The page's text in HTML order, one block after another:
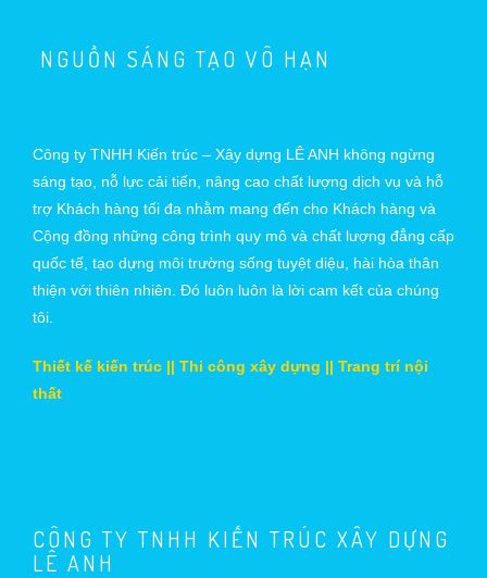
NGUỒN SÁNG TẠO VÔ HẠN
Công ty TNHH Kiến trúc – Xây dựng LÊ ANH không ngừng
sáng tạo, nỗ lực cải tiến, nâng cao chất lượng dịch vụ và hỗ
trợ Khách hàng tối đa nhằm mang đến cho Khách hàng và
Cộng đồng những công trình quy mô và chất lượng đẳng cấp
quốc tế, tạo dựng môi trường sống tuyệt diệu, hài hòa thân
thiện với thiên nhiên. Đó luôn luôn là lời cam kết của chúng
tôi.
Thiết kế kiến trúc || Thi công xây dựng || Trang trí nội
thất
CÔNG TY TNHH KIẾN TRÚC XÂY DỰNG
LÊ ANH